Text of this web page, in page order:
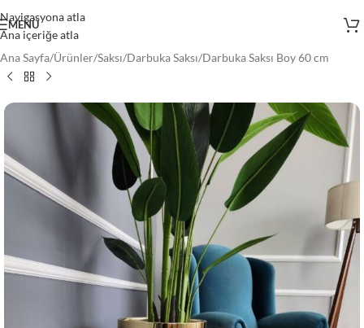
Navigasyona atla
Ana içeriğe atla
MENÜ
Ana Sayfa/Ürünler/Saksı/Darbuka Saksı/Darbuka Saksı Boy 60 cm